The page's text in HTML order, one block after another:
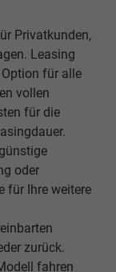
Privatkunden,
Leasing
für alle
vollen
für die
oder
für Ihre weitere
zurück.
fahren